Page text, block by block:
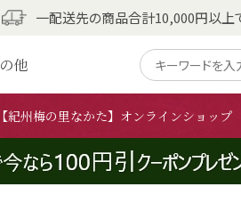
州梅の里なかた】オンラインショップ
一配送先の商品合計10,000円以上
他
しそ漬 ご贈答ギ